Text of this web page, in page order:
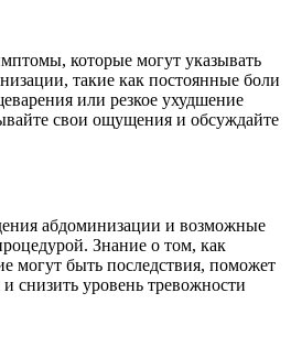
которые могут указывать
такие как постоянные боли
или резкое ухудшение
свои ощущения и обсуждайте
абдоминизации и возможные
Знание о том, как
могут быть последствия, поможет
снизить уровень тревожности